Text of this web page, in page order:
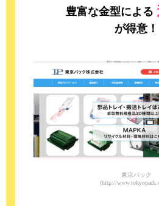
豊富な金型による
が得意！
東京パック
(http://